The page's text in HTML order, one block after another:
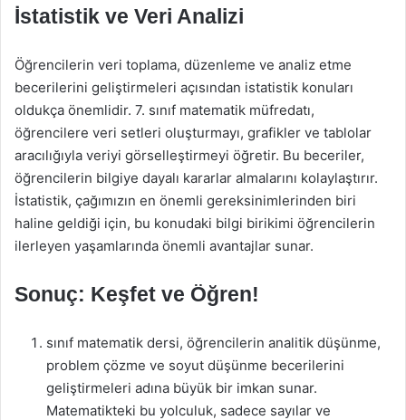
İstatistik ve Veri Analizi
Öğrencilerin veri toplama, düzenleme ve analiz etme
becerilerini geliştirmeleri açısından istatistik konuları
oldukça önemlidir. 7. sınıf matematik müfredatı,
öğrencilere veri setleri oluşturmayı, grafikler ve tablolar
aracılığıyla veriyi görselleştirmeyi öğretir. Bu beceriler,
öğrencilerin bilgiye dayalı kararlar almalarını kolaylaştırır.
İstatistik, çağımızın en önemli gereksinimlerinden biri
haline geldiği için, bu konudaki bilgi birikimi öğrencilerin
ilerleyen yaşamlarında önemli avantajlar sunar.
Sonuç: Keşfet ve Öğren!
sınıf matematik dersi, öğrencilerin analitik düşünme,
problem çözme ve soyut düşünme becerilerini
geliştirmeleri adına büyük bir imkan sunar.
Matematikteki bu yolculuk, sadece sayılar ve